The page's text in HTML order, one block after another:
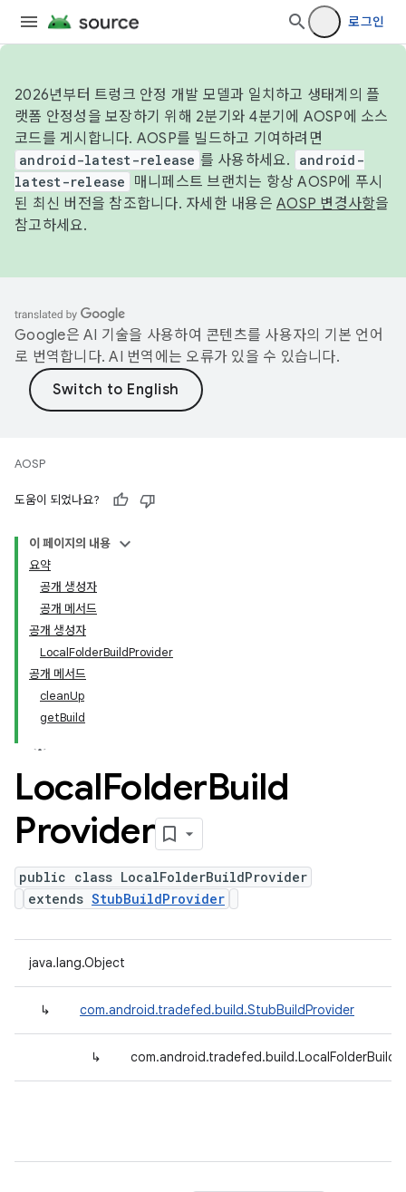
로그인
2026년부터 트렁크 안정 개발 모델과 일치하고 생태계의 플
랫폼 안정성을 보장하기 위해 2분기와 4분기에 AOSP에 소스
코드를 게시합니다. AOSP를 빌드하고 기여하려면
android-latest-release 를 사용하세요.
android-
latest-release
매니페스트 브랜치는 항상 AOSP에 푸시
된 최신 버전을 참조합니다. 자세한 내용은 AOSP 변경사항을
참고하세요.
Google은 AI 기술을 사용하여 콘텐츠를 사용자의 기본 언어
로 번역합니다. AI 번역에는 오류가 있을 수 있습니다.
AOSP
도움이 되었나요?
이 페이지의 내용
요약
공개 생성자
공개 메서드
공개 생성자
LocalFolderBuildProvider
공개 메서드
cleanUp
getBuild
LocalFolderBuild
Provider
public class LocalFolderBuildProvider
extends StubBuildProvider
java.lang.Object
↳ com.android.tradefed.build.StubBuildProvider
↳